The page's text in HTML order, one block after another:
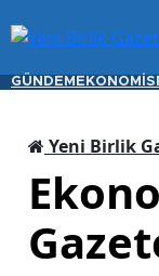
GÜNDEM EKONOMİ
Yeni Birlik